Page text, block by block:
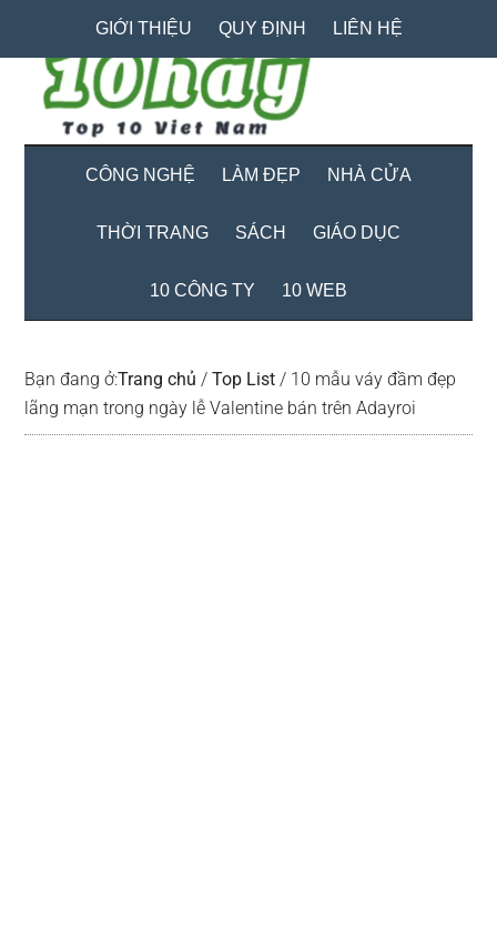
content
secondary
menu
primary
sidebar
GIỚI THIỆU QUY ĐỊNH LIÊN HỆ
CÔNG NGHỆ LÀM ĐẸP NHÀ CỬA
THỜI TRANG SÁCH GIÁO DỤC
10 CÔNG TY 10 WEB
Bạn đang ở:Trang chủ / Top List / 10 mẫu váy đầm đẹp
lãng mạn trong ngày lễ Valentine bán trên Adayroi